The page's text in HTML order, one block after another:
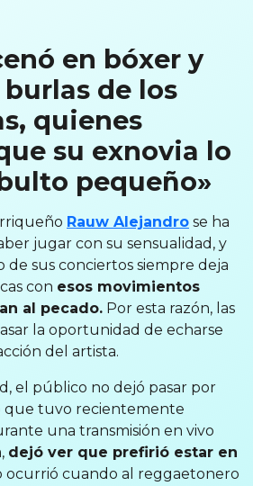
en bóxer y
de los
quienes
su exnovia lo
pequeño»
Rauw Alejandro se ha
jugar con su sensualidad, y
de sus conciertos siempre deja
con esos movimientos
al pecado. Por esta razón, las
la oportunidad de echarse
del artista.
el público no dejó pasar por
que tuvo recientemente
una transmisión en vivo
dejó ver que prefirió estar en
ocurrió cuando al reggaetonero